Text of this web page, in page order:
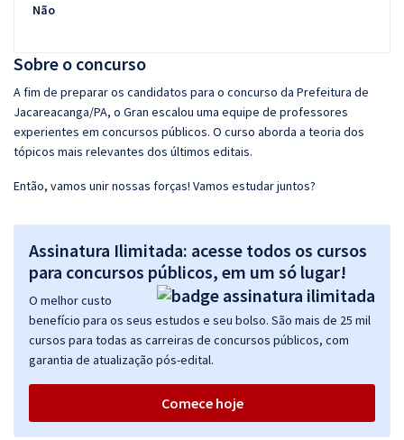
Sobre o concurso
A fim de preparar os candidatos para o concurso da Prefeitura de
Jacareacanga/PA, o Gran escalou uma equipe de professores
experientes em concursos públicos. O curso aborda a teoria dos
tópicos mais relevantes dos últimos editais.
Então, vamos unir nossas forças! Vamos estudar juntos?
Assinatura Ilimitada: acesse todos os cursos
para concursos públicos, em um só lugar!
O melhor custo
benefício para os seus estudos e seu bolso. São mais de 25 mil
cursos para todas as carreiras de concursos públicos, com
garantia de atualização pós-edital.
Comece hoje
Não